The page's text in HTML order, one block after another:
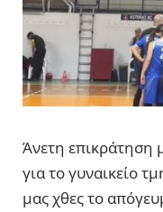
Άνετη επικράτηση
για το γυναικείο
μας χθες το